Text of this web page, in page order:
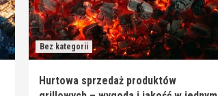
Bez kategorii
Hurtowa sprzedaż produktów